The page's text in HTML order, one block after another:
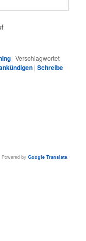
|Verschlagwortet
|Schreibe
Powered by Google Translate.